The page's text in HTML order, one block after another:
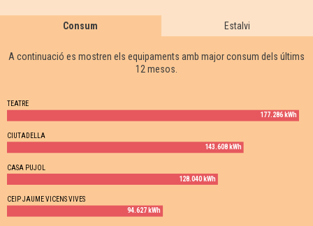
Consum Estalvi
A continuació es mostren els equipaments amb major consum dels últims
12 mesos.
177.286 kWh
143.608 kWh
128.040 kWh
94.627 kWh
TEATRE
CIUTADELLA
CASA PUJOL
CEIP JAUME VICENS VIVES